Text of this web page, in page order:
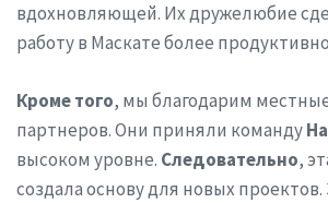
вдохновляющей. Их дружелюбие
работу в Маскате более
Кроме того, мы благодарим
партнеров. Они приняли команду
высоком уровне. Следовательно,
создала основу для новых проектов.